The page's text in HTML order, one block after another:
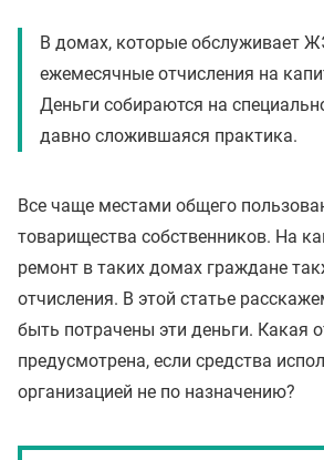
В домах, которые обслуживает
ежемесячные отчисления на
Деньги собираются на
давно сложившаяся практика.
Все чаще местами общего
товарищества собственников. На
ремонт в таких домах граждане
отчисления. В этой статье
быть потрачены эти деньги. Какая
предусмотрена, если средства
организацией не по назначению?